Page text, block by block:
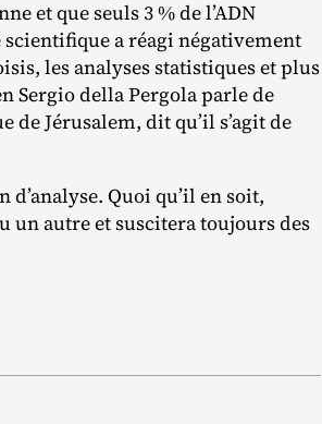
et que seuls 3 % de l’ADN
a réagi négativement
les analyses statistiques et plus
Sergio della Pergola parle de
de Jérusalem, dit qu’il s’agit de
Quoi qu’il en soit,
un autre et suscitera toujours des